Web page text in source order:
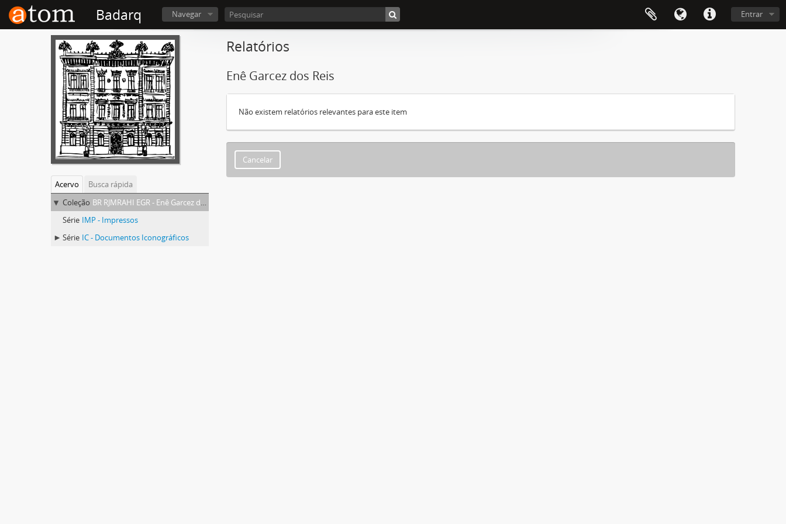
Badarq Navegar Entrar
Acervo
Busca rápida
Coleção BR RJMRAHI EGR - Enê Garcez dos Reis
Série IMP - Impressos
Série IC - Documentos Iconográficos
Relatórios
Enê Garcez dos Reis
Não existem relatórios relevantes para este item
Cancelar